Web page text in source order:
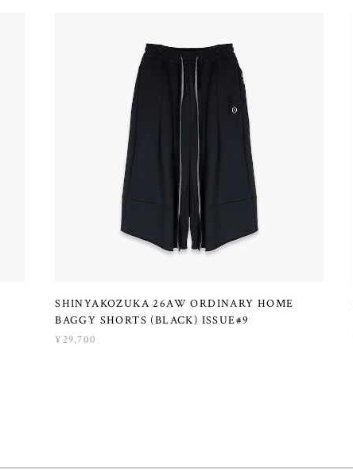
SHINYAKOZUKA 26AW ORDINARY HOME
BAGGY SHORTS (BLACK) ISSUE#9
¥29,700